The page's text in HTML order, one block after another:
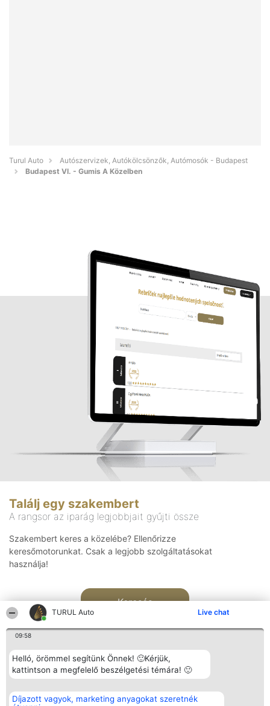
TURUL Auto Live chat
09:58
Helló, örömmel segítünk Önnek! 🙂Kérjük,
kattintson a megfelelő beszélgetési témára! 🙂
Díjazott vagyok, marketing anyagokat szeretnék
Turul Auto
Autószervizek, Autókölcsönzők, Autómosók - Budapest
Budapest VI. - Gumis A Közelben
Találj egy szakembert
A rangsor az iparág legjobbjait gyűjti össze
Szakembert keres a közelébe? Ellenőrizze
keresőmotorunkat. Csak a legjobb szolgáltatásokat
használja!
Keresés
Rangsorszervező
SC Beautiful Company S.R.L.
Népszavazás
Nyertesek
Elérhetőség
Elérhetőség